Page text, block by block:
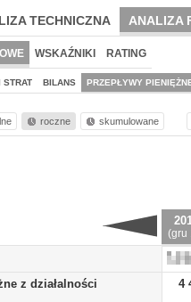
TECHNICZNA ANALIZA
WSKAŹNIKI RATING
STRAT BILANS PRZEPŁYWY
roczne skumulowane
(gru
z działalności
4